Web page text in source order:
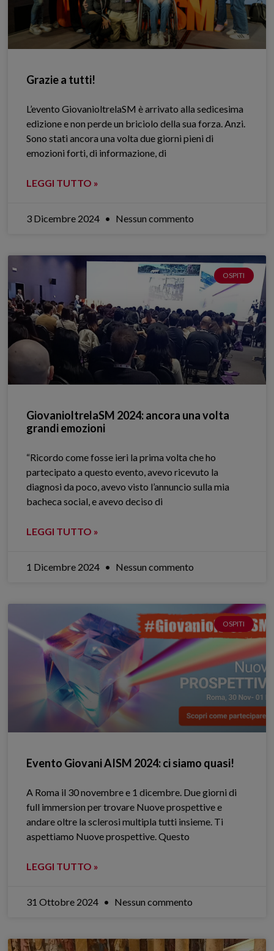
Grazie a tutti!
L’evento GiovanioltrelaSM è arrivato alla sedicesima
edizione e non perde un briciolo della sua forza. Anzi.
Sono stati ancora una volta due giorni pieni di
emozioni forti, di informazione, di
LEGGI TUTTO »
3 Dicembre 2024 Nessun commento
OSPITI
GiovanioltrelaSM 2024: ancora una volta
grandi emozioni
“Ricordo come fosse ieri la prima volta che ho
partecipato a questo evento, avevo ricevuto la
diagnosi da poco, avevo visto l’annuncio sulla mia
bacheca social, e avevo deciso di
LEGGI TUTTO »
1 Dicembre 2024 Nessun commento
OSPITI
Evento Giovani AISM 2024: ci siamo quasi!
A Roma il 30 novembre e 1 dicembre. Due giorni di
full immersion per trovare Nuove prospettive e
andare oltre la sclerosi multipla tutti insieme. Ti
aspettiamo Nuove prospettive. Questo
LEGGI TUTTO »
31 Ottobre 2024 Nessun commento